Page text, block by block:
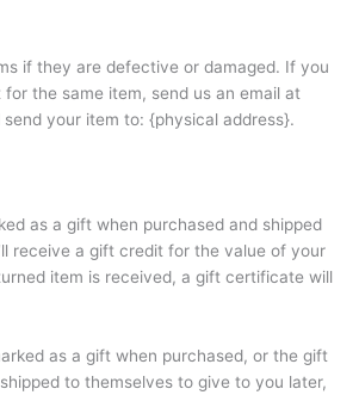
if they are defective or damaged. If you
the same item, send us an email at
your item to: {physical address}.
as a gift when purchased and shipped
receive a gift credit for the value of your
item is received, a gift certificate will
as a gift when purchased, or the gift
to themselves to give to you later,